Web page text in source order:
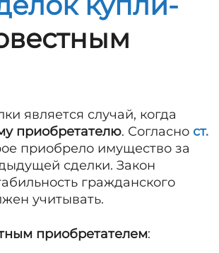
является случай, когда
приобретателю. Согласно ст.
приобрело имущество за
сделки. Закон
гражданского
учитывать.
приобретателем: